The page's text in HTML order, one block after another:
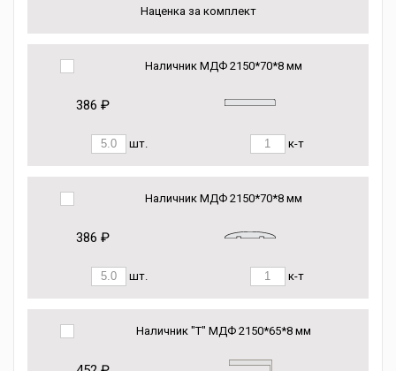
Наценка за комплект
Наличник МДФ 2150*70*8 мм
386 ₽
шт. к-т
Наличник МДФ 2150*70*8 мм
386 ₽
шт. к-т
Наличник "Т" МДФ 2150*65*8 мм